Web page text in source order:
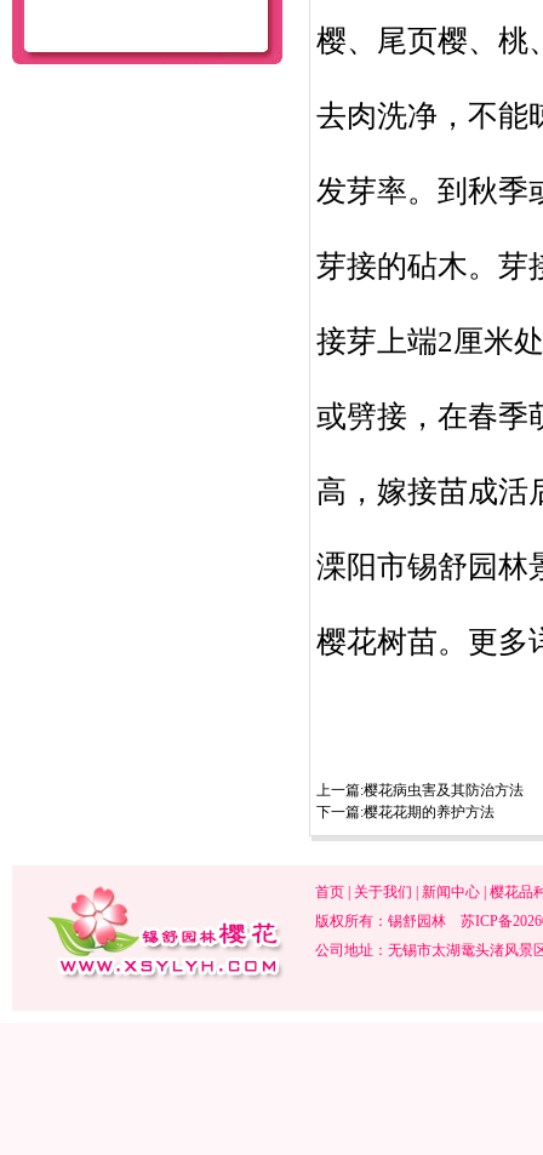
樱、尾页樱、桃
去肉洗净，不能
发芽率。到秋季
芽接的砧木。芽
接芽上端2厘米
或劈接，在春季
高，嫁接苗成活
溧阳市锡舒园林
樱花树苗。更多
上一篇:樱花病虫害及其防治方法
下一篇:樱花花期的养护方法
首页 | 关于我们 | 新闻中心 | 樱花品
版权所有：锡舒园林 苏ICP备
公司地址：无锡市太湖鼋头渚风景